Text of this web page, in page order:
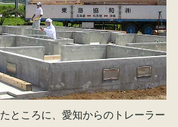
ところに、愛知からのトレーラー